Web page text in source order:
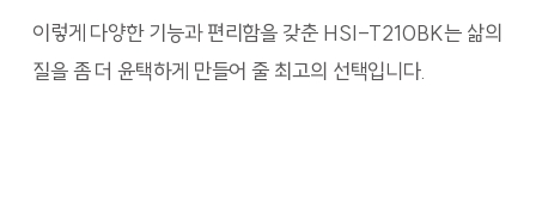
이렇게 다양한 기능과 편리함을 갖춘 HSI-T210BK는 삶의
질을 좀 더 윤택하게 만들어 줄 최고의 선택입니다.